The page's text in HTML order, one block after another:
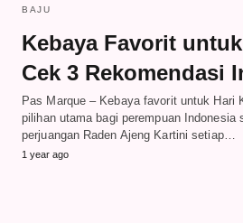
BAJU
Kebaya Favorit
Cek 3 Rekomendasi
Pas Marque – Kebaya favorit untuk Hari
pilihan utama bagi perempuan Indonesia
perjuangan Raden Ajeng Kartini setiap…
1 year ago